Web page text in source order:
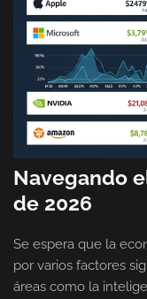
Navegando
de 2026
Se espera que la
por varios factores
áreas como la